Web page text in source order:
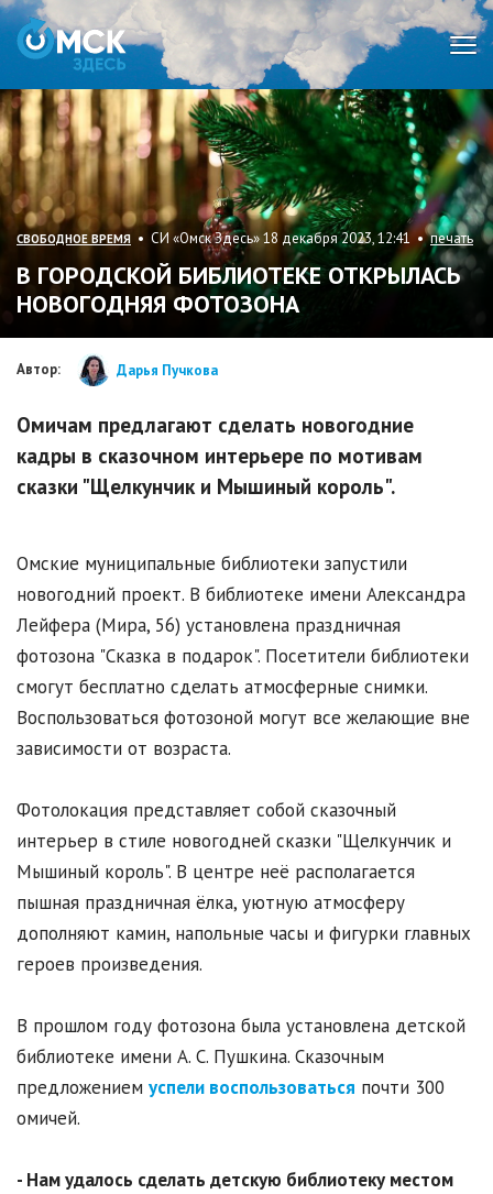
СВОБОДНОЕ ВРЕМЯ • СИ «Омск Здесь» 18 декабря 2023, 12:41 •печать
В ГОРОДСКОЙ БИБЛИОТЕКЕ ОТКРЫЛАСЬ
НОВОГОДНЯЯ ФОТОЗОНА
Автор: Дарья Пучкова
Омичам предлагают сделать новогодние
кадры в сказочном интерьере по мотивам
сказки "Щелкунчик и Мышиный король".
Омские муниципальные библиотеки запустили
новогодний проект. В библиотеке имени Александра
Лейфера (Мира, 56) установлена праздничная
фотозона "Сказка в подарок". Посетители библиотеки
смогут бесплатно сделать атмосферные снимки.
Воспользоваться фотозоной могут все желающие вне
зависимости от возраста.
Фотолокация представляет собой сказочный
интерьер в стиле новогодней сказки "Щелкунчик и
Мышиный король". В центре неё располагается
пышная праздничная ёлка, уютную атмосферу
дополняют камин, напольные часы и фигурки главных
героев произведения.
В прошлом году фотозона была установлена детской
библиотеке имени А. С. Пушкина. Сказочным
предложением успели воспользоваться почти 300
омичей.
- Нам удалось сделать детскую библиотеку местом